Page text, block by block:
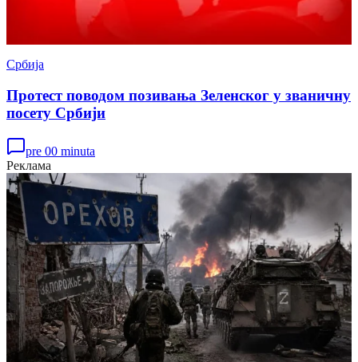
Србија
Протест поводом позивања Зеленског у званичну
посету Србији
pre 00 minuta
Реклама